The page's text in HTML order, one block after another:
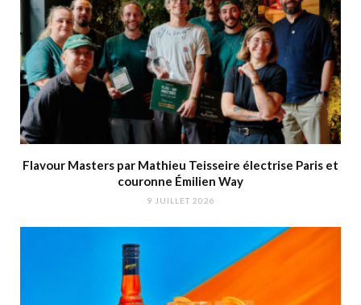
Flavour Masters par Mathieu Teisseire électrise Paris et
couronne Émilien Way
9 JUILLET 2026